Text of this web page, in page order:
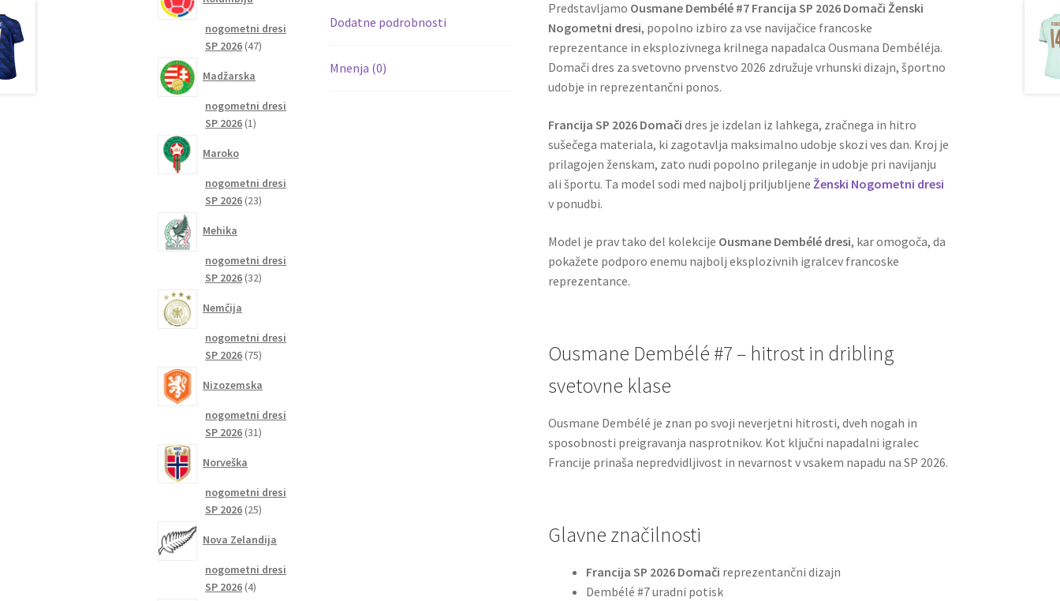
Dodatne podrobnosti
Mnenja (0)
Predstavljamo Ousmane Dembélé #7 Francija SP 2026 Domači Ženski
Nogometni dresi, popolno izbiro za vse navijačice francoske
reprezentance in eksplozivnega krilnega napadalca Ousmana Dembéléja.
Domači dres za svetovno prvenstvo 2026 združuje vrhunski dizajn, športno
udobje in reprezentančni ponos.
Francija SP 2026 Domači dres je izdelan iz lahkega, zračnega in hitro
sušečega materiala, ki zagotavlja maksimalno udobje skozi ves dan. Kroj je
prilagojen ženskam, zato nudi popolno prileganje in udobje pri navijanju
ali športu. Ta model sodi med najbolj priljubljeneŽenski Nogometni dresi
v ponudbi.
Model je prav tako del kolekcije Ousmane Dembélé dresi, kar omogoča, da
pokažete podporo enemu najbolj eksplozivnih igralcev francoske
reprezentance.
Ousmane Dembélé #7 – hitrost in dribling
svetovne klase
Ousmane Dembélé je znan po svoji neverjetni hitrosti, dveh nogah in
sposobnosti preigravanja nasprotnikov. Kot ključni napadalni igralec
Francije prinaša nepredvidljivost in nevarnost v vsakem napadu na SP 2026.
Glavne značilnosti
Francija SP 2026 Domači reprezentančni dizajn
Dembélé #7 uradni potisk
nogometni dresi
SP 2026 4747
Madžarska
nogometni dresi
SP 2026 11
Maroko
nogometni dresi
SP 2026 2323
Mehika
nogometni dresi
SP 2026 3232
Nemčija
nogometni dresi
SP 2026 7575
Nizozemska
nogometni dresi
SP 2026 3131
Norveška
nogometni dresi
SP 2026 2525
Nova Zelandija
nogometni dresi
SP 2026 44